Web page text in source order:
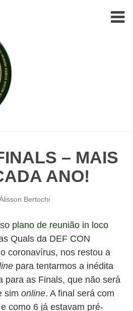
to
content
– MAIS
ANO!
Bertochi
plano de reunião in loco
Quals da DEF CON
coronavírus, nos restou a
para tentarmos a inédita
para as Finals, que não será
sim online. A final será com
como 6 já estavam pré-